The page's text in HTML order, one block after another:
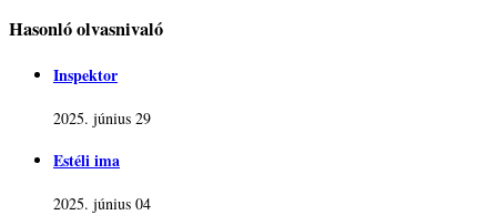
Hasonló olvasnivaló
Inspektor
2025. június 29
Estéli ima
2025. június 04